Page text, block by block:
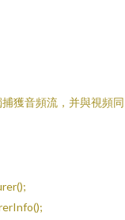
獲音頻流，并與視頻同